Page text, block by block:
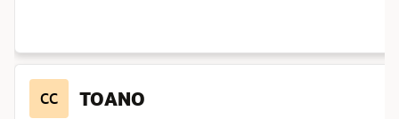
CC TOANO